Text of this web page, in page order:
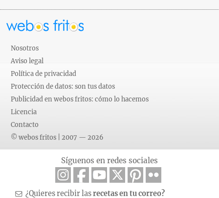
Nosotros
Aviso legal
Política de privacidad
Protección de datos: son tus datos
Publicidad en webos fritos: cómo lo hacemos
Licencia
Contacto
© webos fritos | 2007 — 2026
Síguenos en redes sociales
¿Quieres recibir lasrecetas en tu correo?